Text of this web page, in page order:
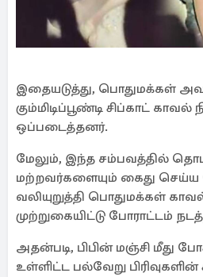
இதையடுத்து, பொதுமக்கள்
கும்மிடிப்பூண்டி சிப்காட்
ஒப்படைத்தனர்.
மேலும், இந்த சம்பவத்தில்
மற்றவர்களையும் கைது
வலியுறுத்தி பொதுமக்கள்
முற்றுகையிட்டு போராட்டம்
அதன்படி, பிபின் மஞ்சி மீது
உள்ளிட்ட பல்வேறு பிரிவுகளின்